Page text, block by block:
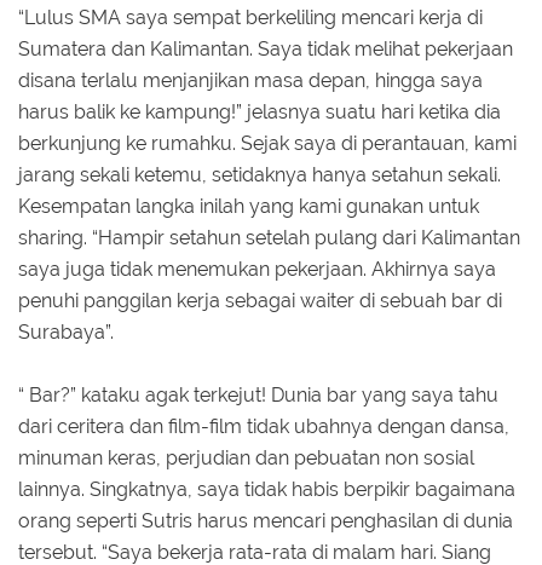
“Lulus SMA saya sempat berkeliling mencari kerja di
Sumatera dan Kalimantan. Saya tidak melihat pekerjaan
disana terlalu menjanjikan masa depan, hingga saya
harus balik ke kampung!” jelasnya suatu hari ketika dia
berkunjung ke rumahku. Sejak saya di perantauan, kami
jarang sekali ketemu, setidaknya hanya setahun sekali.
Kesempatan langka inilah yang kami gunakan untuk
sharing. “Hampir setahun setelah pulang dari Kalimantan
saya juga tidak menemukan pekerjaan. Akhirnya saya
penuhi panggilan kerja sebagai waiter di sebuah bar di
Surabaya”.
“ Bar?” kataku agak terkejut! Dunia bar yang saya tahu
dari ceritera dan film-film tidak ubahnya dengan dansa,
minuman keras, perjudian dan pebuatan non sosial
lainnya. Singkatnya, saya tidak habis berpikir bagaimana
orang seperti Sutris harus mencari penghasilan di dunia
tersebut. “Saya bekerja rata-rata di malam hari. Siang